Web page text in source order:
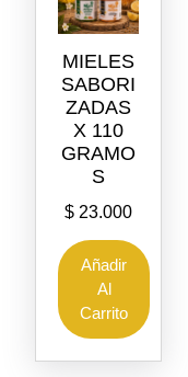
MIELES
SABORI
ZADAS
X 110
GRAMO
S
$ 23.000
Añadir
Al
Carrito